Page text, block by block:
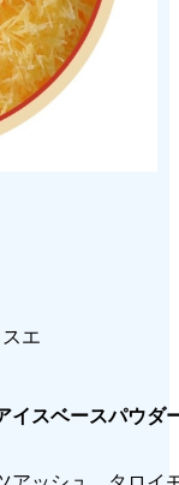
スエ
イスベースパウダ